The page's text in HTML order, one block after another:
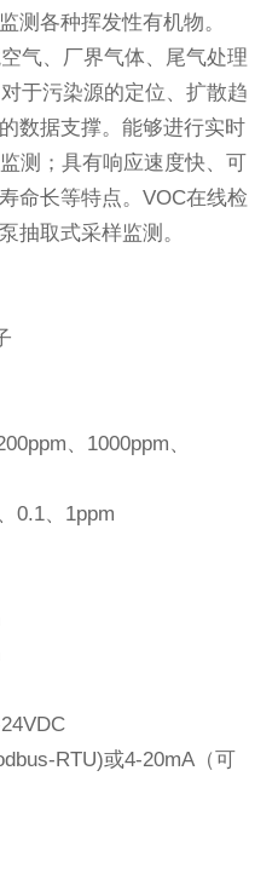
测各种挥发性有机物。
气、厂界气体、尾气处理
于污染源的定位、扩散趋
数据支撑。能够进行实时
测；具有响应速度快、可
命长等特点。VOC在线检
抽取式采样监测。
、1000ppm、
0.1、1ppm
RTU)或4-20mA（可